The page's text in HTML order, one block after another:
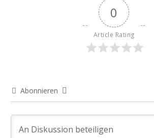
0
Article Rating
Abonnieren